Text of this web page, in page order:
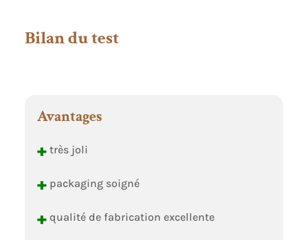
Bilan du test
Avantages
+très joli
+packaging soigné
+qualité de fabrication excellente